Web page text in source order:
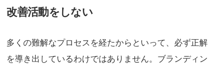
改善活動をしない
多くの難解なプロセスを経たからといって、必ず正解
を導き出しているわけではありません。ブランディン